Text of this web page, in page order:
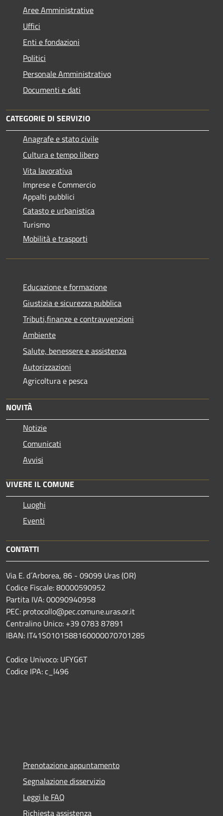
Aree Amministrative
Uffici
Enti e fondazioni
Politici
Personale Amministrativo
Documenti e dati
CATEGORIE DI SERVIZIO
Anagrafe e stato civile
Cultura e tempo libero
Vita lavorativa
Imprese e Commercio
Appalti pubblici
Catasto e urbanistica
Turismo
Mobilità e trasporti
Educazione e formazione
Giustizia e sicurezza pubblica
Tributi,finanze e contravvenzioni
Ambiente
Salute, benessere e assistenza
Autorizzazioni
Agricoltura e pesca
NOVITÀ
Notizie
Comunicati
Avvisi
VIVERE IL COMUNE
Luoghi
Eventi
CONTATTI
Via E. d´Arborea, 86 - 09099 Uras (OR)
Codice Fiscale: 80000590952
Partita IVA: 00090940958
PEC: protocollo@pec.comune.uras.or.it
Centralino Unico: +39 0783 87891
IBAN: IT41S0101588160000070701285
Codice Univoco: UFYG6T
Codice IPA: c_l496
Prenotazione appuntamento
Segnalazione disservizio
Leggi le FAQ
Richiesta assistenza